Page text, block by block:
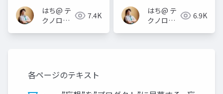
はち@ テ
クノロジ
7.4K
はち@ テ
クノロジ
6.9K
各ページのテキスト